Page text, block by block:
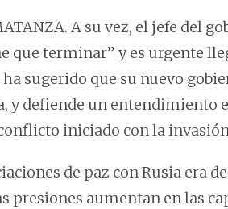
A su vez, el jefe del
que terminar” y es urgente
sugerido que su nuevo
y defiende un entendimiento
iniciado con la
de paz con Rusia era
presiones aumentan en las